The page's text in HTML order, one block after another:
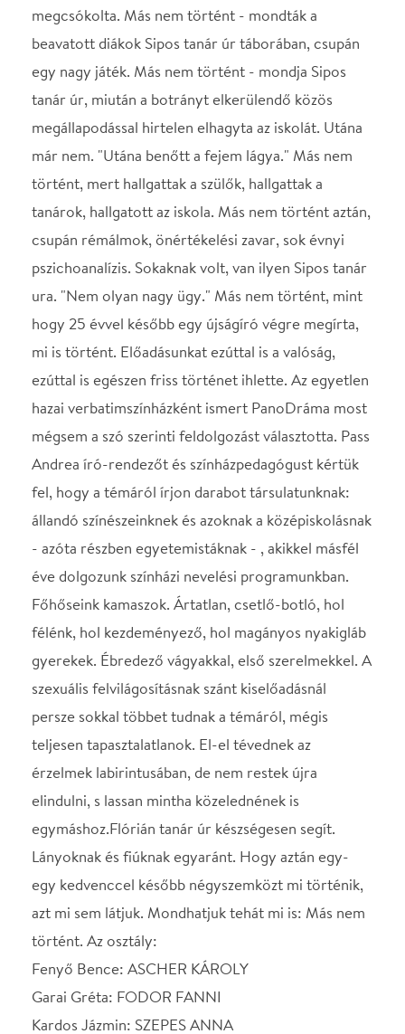
tanárok, hallgatott az iskola. Más nem történt aztán,
csupán rémálmok, önértékelési zavar, sok évnyi
pszichoanalízis. Sokaknak volt, van ilyen Sipos tanár
ura. "Nem olyan nagy ügy." Más nem történt, mint
hogy 25 évvel később egy újságíró végre megírta,
mi is történt. Előadásunkat ezúttal is a valóság,
hazai verbatimszínházként ismert PanoDráma most
mégsem a szó szerinti feldolgozást választotta. Pass
Andrea író-rendezőt és színházpedagógust kértük
fel, hogy a témáról írjon darabot társulatunknak:
állandó színészeinknek és azoknak a középiskolásnak
- azóta részben egyetemistáknak - , akikkel másfél
éve dolgozunk színházi nevelési programunkban.
Főhőseink kamaszok. Ártatlan, csetlő-botló, hol
félénk, hol kezdeményező, hol magányos nyakigláb
gyerekek. Ébredező vágyakkal, első szerelmekkel. A
szexuális felvilágosításnak szánt kiselőadásnál
persze sokkal többet tudnak a témáról, mégis
érzelmek labirintusában, de nem restek újra
elindulni, s lassan mintha közelednének is
egymáshoz.Flórián tanár úr készségesen segít.
Lányoknak és fiúknak egyaránt. Hogy aztán egy-
egy kedvenccel később négyszemközt mi történik,
azt mi sem látjuk. Mondhatjuk tehát mi is: Más nem
történt. Az osztály:
Fenyő Bence: ASCHER KÁROLY
Garai Gréta: FODOR FANNI
Kardos Jázmin: SZEPES ANNA
Kende Áron: LANG DÁNIEL
Kiss Rozi: BURJÁN FANNI
Mezei Virág: TÓTH ANGÉLA
Vogel Viola: DOMBI DIÁNA
Tóth Lili Mandula: POTOCSNI KLAUDIA A
PanoDrámáról bővebben:
https://www.facebook.com/panodramaplays
SZEREPOSZTÁS
Flórián tanár úr, fizika- Ördög Tamás